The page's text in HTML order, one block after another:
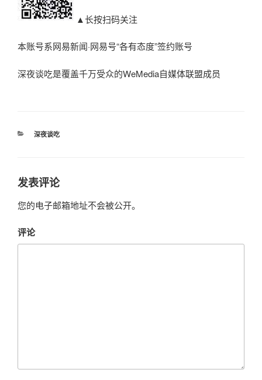
▲长按扫码关注
本账号系网易新闻·网易号“各有态度”签约账号
深夜谈吃是覆盖千万受众的WeMedia自媒体联盟成员
分
深夜谈吃
发表评论
您的电子邮箱地址不会被公开。
评论